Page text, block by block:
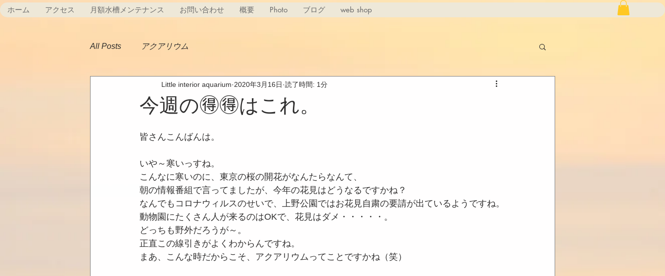
ホーム アクセス 月額水槽メンテナンス お問い合わせ 概要 Photo ブログ web shop
All Posts アクアリウム
今週の🉐🉐はこれ。
Little interior aquarium 2020年3月16日 読了時間: 1分
皆さんこんばんは。
いや～寒いっすね。
こんなに寒いのに、東京の桜の開花がなんたらなんて、
朝の情報番組で言ってましたが、今年の花見はどうなるですかね？
なんでもコロナウィルスのせいで、上野公園ではお花見自粛の要請が出ているようですね。
動物園にたくさん人が来るのはOKで、花見はダメ・・・・・。
どっちも野外だろうが～。
正直この線引きがよくわからんですね。
まあ、こんな時だからこそ、アクアリウムってことですかね（笑）